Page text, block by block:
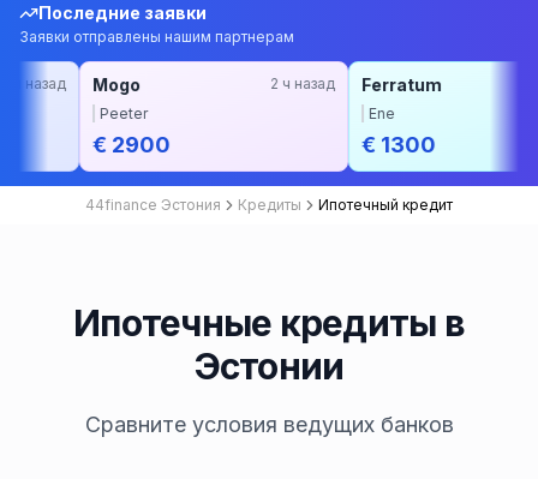
Последние заявки
Заявки отправлены нашим партнерам
Mogo
€ 2900
Ferratum
€ 1300
44finance Эстония Кредиты Ипотечный кредит
Ипотечные кредиты в
Эстонии
Сравните условия ведущих банков